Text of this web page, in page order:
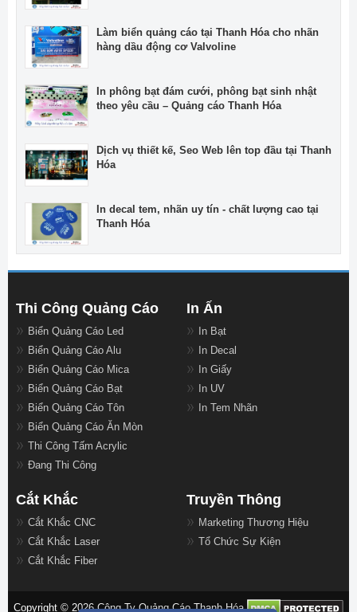
Làm biển quảng cáo tại Thanh Hóa cho nhãn
hàng dầu động cơ Valvoline
In phông bạt đám cưới, phông bạt sinh nhật
theo yêu cầu – Quảng cáo Thanh Hóa
Dịch vụ thiết kế, Seo Web lên top đầu tại Thanh
Hóa
In decal tem, nhãn uy tín - chất lượng cao tại
Thanh Hóa
Thi Công Quảng Cáo
Biển Quảng Cáo Led
Biển Quảng Cáo Alu
Biển Quảng Cáo Mica
Biển Quảng Cáo Bạt
Biển Quảng Cáo Tôn
Biển Quảng Cáo Ăn Mòn
Thi Công Tấm Acrylic
Đang Thi Công
In Ấn
In Bạt
In Decal
In Giấy
In UV
In Tem Nhãn
Cắt Khắc
Cắt Khắc CNC
Cắt Khắc Laser
Cắt Khắc Fiber
Truyền Thông
Marketing Thương Hiệu
Tổ Chức Sự Kiện
Copyright © 2026 Công Ty Quảng Cáo Thanh Hóa